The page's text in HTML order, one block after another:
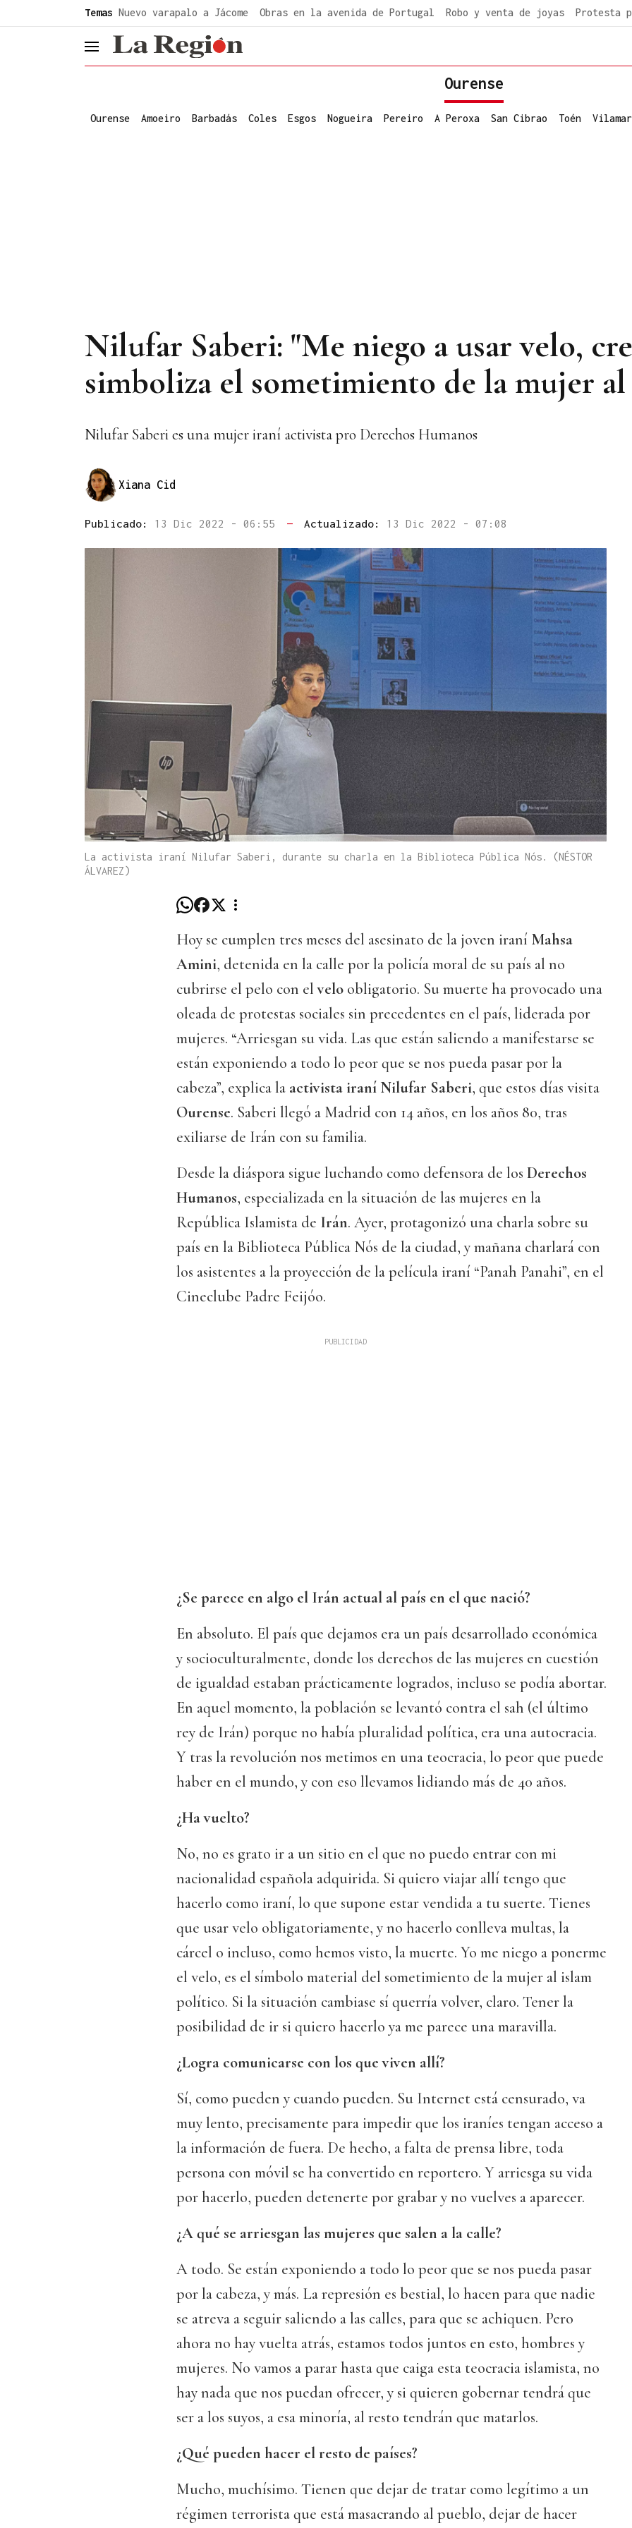
Temas Nuevo varapalo a Jácome Obras en la avenida de Portugal Robo y venta de joyas Protesta
header.menu.open
Ourense
Ourense Amoeiro Barbadás Coles Esgos Nogueira Pereiro A Peroxa San Cibrao Toén
Nilufar Saberi: "Me niego a usar velo,
simboliza el sometimiento de la mujer
Nilufar Saberi es una mujer iraní activista pro Derechos Humanos
Xiana Cid
Publicado: 13 Dic 2022 - 06:55 — Actualizado: 13 Dic 2022 - 07:08
La activista iraní Nilufar Saberi, durante su charla en la Biblioteca Pública Nós. (NÉSTOR
ÁLVAREZ)
Hoy se cumplen tres meses del asesinato de la joven iraní Mahsa
Amini, detenida en la calle por la policía moral de su país al no
cubrirse el pelo con elvelo obligatorio. Su muerte ha provocado una
oleada de protestas sociales sin precedentes en el país, liderada por
mujeres. “Arriesgan su vida. Las que están saliendo a manifestarse se
están exponiendo a todo lo peor que se nos pueda pasar por la
cabeza”, explica la activista iraní Nilufar Saberi, que estos días visita
Ourense. Saberi llegó a Madrid con 14 años, en los años 80, tras
exiliarse de Irán con su familia.
Desde la diáspora sigue luchando como defensora de los Derechos
Humanos, especializada en la situación de las mujeres en la
República Islamista de Irán. Ayer, protagonizó una charla sobre su
país en la Biblioteca Pública Nós de la ciudad, y mañana charlará con
los asistentes a la proyección de la película iraní “Panah Panahi”, en el
Cineclube Padre Feijóo.
¿Se parece en algo el Irán actual al país en el que nació?
En absoluto. El país que dejamos era un país desarrollado económica
y socioculturalmente, donde los derechos de las mujeres en cuestión
de igualdad estaban prácticamente logrados, incluso se podía abortar.
En aquel momento, la población se levantó contra el sah (el último
rey de Irán) porque no había pluralidad política, era una autocracia.
Y tras la revolución nos metimos en una teocracia, lo peor que puede
haber en el mundo, y con eso llevamos lidiando más de 40 años.
¿Ha vuelto?
No, no es grato ir a un sitio en el que no puedo entrar con mi
nacionalidad española adquirida. Si quiero viajar allí tengo que
hacerlo como iraní, lo que supone estar vendida a tu suerte. Tienes
que usar velo obligatoriamente, y no hacerlo conlleva multas, la
cárcel o incluso, como hemos visto, la muerte. Yo me niego a ponerme
el velo, es el símbolo material del sometimiento de la mujer al islam
político. Si la situación cambiase sí querría volver, claro. Tener la
posibilidad de ir si quiero hacerlo ya me parece una maravilla.
¿Logra comunicarse con los que viven allí?
Sí, como pueden y cuando pueden. Su Internet está censurado, va
muy lento, precisamente para impedir que los iraníes tengan acceso a
la información de fuera. De hecho, a falta de prensa libre, toda
persona con móvil se ha convertido en reportero. Y arriesga su vida
por hacerlo, pueden detenerte por grabar y no vuelves a aparecer.
¿A qué se arriesgan las mujeres que salen a la calle?
A todo. Se están exponiendo a todo lo peor que se nos pueda pasar
por la cabeza, y más. La represión es bestial, lo hacen para que nadie
se atreva a seguir saliendo a las calles, para que se achiquen. Pero
ahora no hay vuelta atrás, estamos todos juntos en esto, hombres y
mujeres. No vamos a parar hasta que caiga esta teocracia islamista, no
hay nada que nos puedan ofrecer, y si quieren gobernar tendrá que
ser a los suyos, a esa minoría, al resto tendrán que matarlos.
¿Qué pueden hacer el resto de países?
Mucho, muchísimo. Tienen que dejar de tratar como legítimo a un
régimen terrorista que está masacrando al pueblo, dejar de hacer